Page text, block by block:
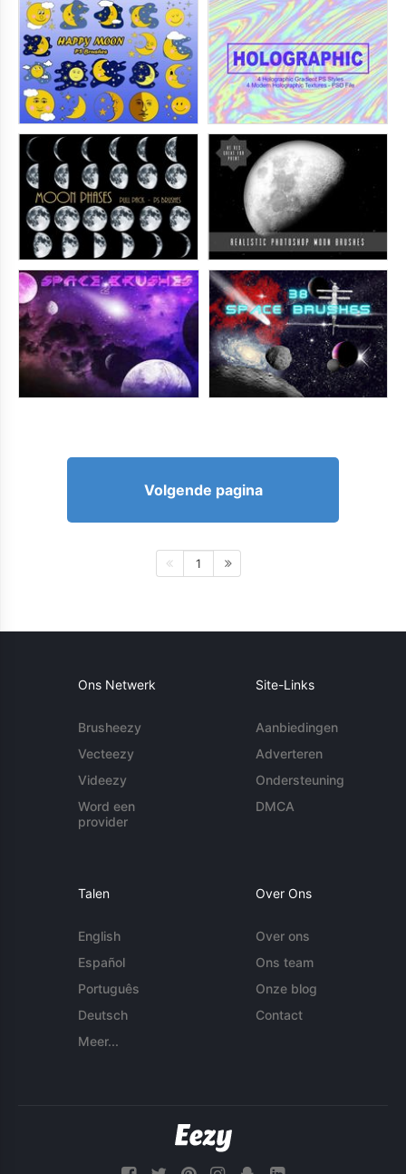
Volgende pagina
1
Ons Netwerk
Brusheezy
Vecteezy
Videezy
Word een
provider
Site-Links
Aanbiedingen
Adverteren
Ondersteuning
DMCA
Talen
English
Español
Português
Deutsch
Meer...
Over Ons
Over ons
Ons team
Onze blog
Contact